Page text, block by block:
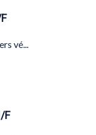
vé...
F